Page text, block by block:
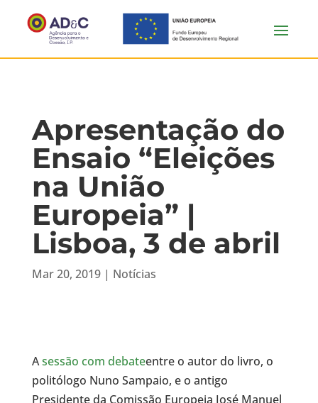
Apresentação do
Ensaio “Eleições
na União
Europeia” |
Lisboa, 3 de abril
Mar 20, 2019| Notícias
Asessão com debateentre o autor do livro, o
politólogo Nuno Sampaio, e o antigo
Presidente da Comissão Europeia José Manuel